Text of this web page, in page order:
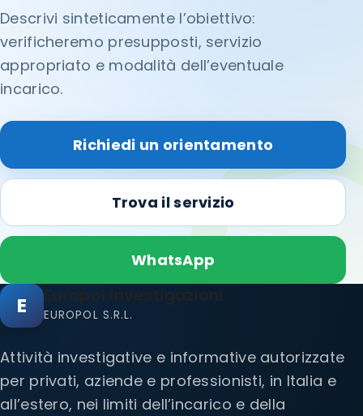
Descrivi sinteticamente l’obiettivo:
verificheremo presupposti, servizio
appropriato e modalità dell’eventuale
incarico.
Richiedi un orientamento
Trova il servizio
WhatsApp
E Europol Investigazioni
EUROPOL S.R.L.
Attività investigative e informative autorizzate
per privati, aziende e professionisti, in Italia e
all’estero, nei limiti dell’incarico e della